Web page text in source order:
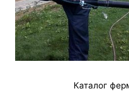
Каталог